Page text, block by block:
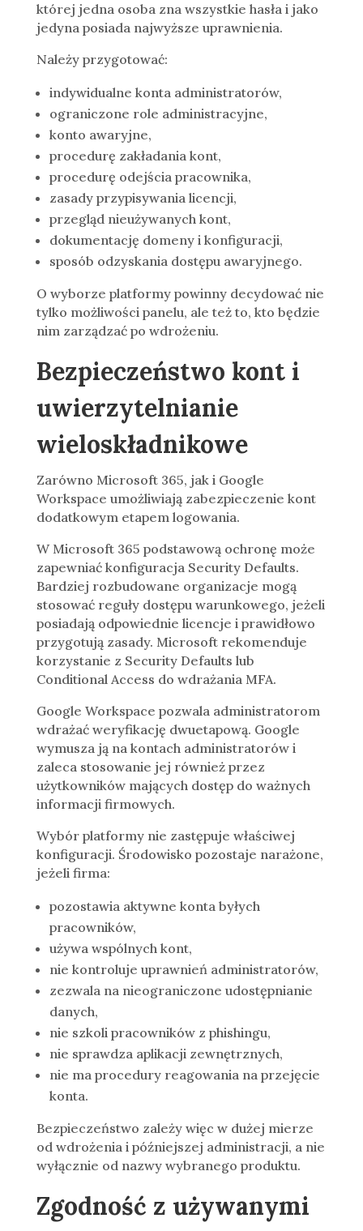
której jedna osoba zna wszystkie hasła i jako
jedyna posiada najwyższe uprawnienia.
Należy przygotować:
indywidualne konta administratorów,
ograniczone role administracyjne,
konto awaryjne,
procedurę zakładania kont,
procedurę odejścia pracownika,
zasady przypisywania licencji,
przegląd nieużywanych kont,
dokumentację domeny i konfiguracji,
sposób odzyskania dostępu awaryjnego.
O wyborze platformy powinny decydować nie
tylko możliwości panelu, ale też to, kto będzie
nim zarządzać po wdrożeniu.
Bezpieczeństwo kont i
uwierzytelnianie
wieloskładnikowe
Zarówno Microsoft 365, jak i Google
Workspace umożliwiają zabezpieczenie kont
dodatkowym etapem logowania.
W Microsoft 365 podstawową ochronę może
zapewniać konfiguracja Security Defaults.
Bardziej rozbudowane organizacje mogą
stosować reguły dostępu warunkowego, jeżeli
posiadają odpowiednie licencje i prawidłowo
przygotują zasady. Microsoft rekomenduje
korzystanie z Security Defaults lub
Conditional Access do wdrażania MFA.
Google Workspace pozwala administratorom
wdrażać weryfikację dwuetapową. Google
wymusza ją na kontach administratorów i
zaleca stosowanie jej również przez
użytkowników mających dostęp do ważnych
informacji firmowych.
Wybór platformy nie zastępuje właściwej
konfiguracji. Środowisko pozostaje narażone,
jeżeli firma:
pozostawia aktywne konta byłych
pracowników,
używa wspólnych kont,
nie kontroluje uprawnień administratorów,
zezwala na nieograniczone udostępnianie
danych,
nie szkoli pracowników z phishingu,
nie sprawdza aplikacji zewnętrznych,
nie ma procedury reagowania na przejęcie
konta.
Bezpieczeństwo zależy więc w dużej mierze
od wdrożenia i późniejszej administracji, a nie
wyłącznie od nazwy wybranego produktu.
Zgodność z używanymi